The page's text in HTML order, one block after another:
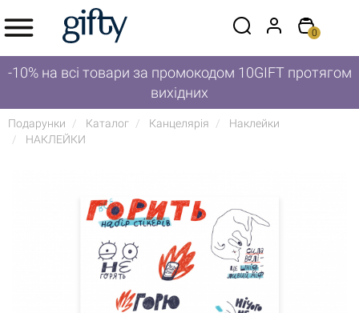
0
-10% на всі товари за промокодом 10GIFT протягом
вихідних
Подарунки Каталог Канцелярія
Наклейки
НАКЛЕЙКИ